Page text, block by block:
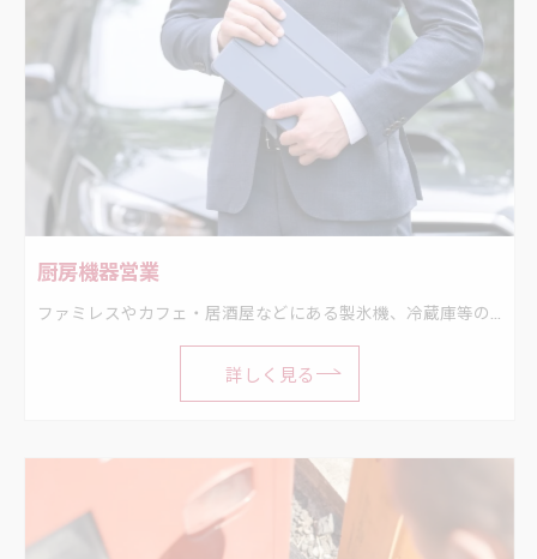
厨房機器営業
ファミレスやカフェ・居酒屋などにある製氷機、冷蔵庫等の販売営業。 厨房機器を新しく設置したり、入れ替えたり、メンテナンスをする営業のお仕事です。
詳しく見る